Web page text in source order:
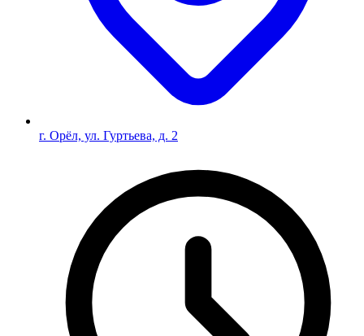
г. Орёл, ул. Гуртьева, д. 2